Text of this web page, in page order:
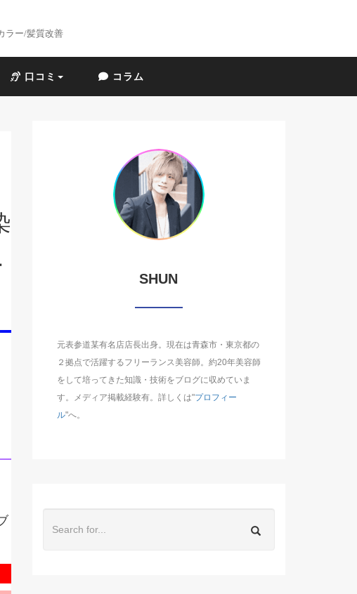
ラー/髪質改善
口コミ コラム
SHUN
元表参道某有名店店長出身。現在は青森市・東京都の
２拠点で活躍するフリーランス美容師。約20年美容師
をして培ってきた知識・技術をブログに収めていま
す。メディア掲載経験有。詳しくは"プロフィー
ル"へ。